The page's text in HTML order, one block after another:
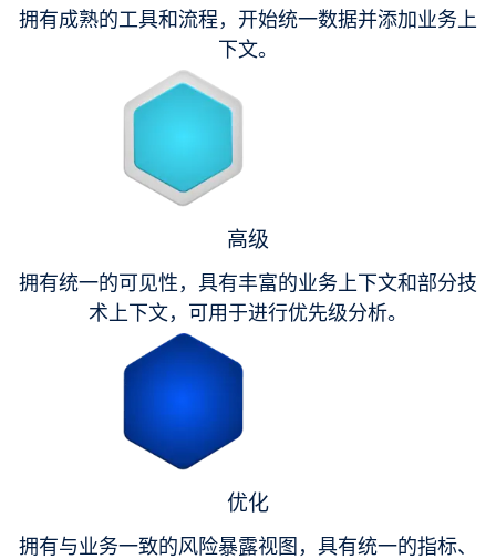
拥有成熟的工具和流程，开始统一数据并添加业务上
下文。
高级
拥有统一的可见性，具有丰富的业务上下文和部分技
术上下文，可用于进行优先级分析。
优化
拥有与业务一致的风险暴露视图，具有统一的指标、